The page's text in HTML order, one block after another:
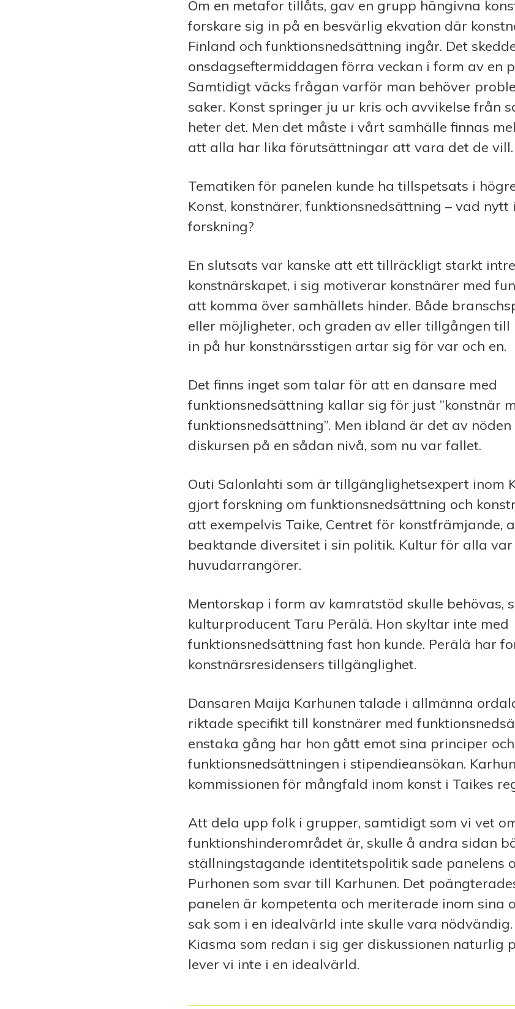
Om en metafor tillåts, gav en grupp hängivna
forskare sig in på en besvärlig ekvation där
Finland och funktionsnedsättning ingår. Det
onsdagseftermiddagen förra veckan i form av en
Samtidigt väcks frågan varför man behöver
saker. Konst springer ju ur kris och avvikelse från
heter det. Men det måste i vårt samhälle finnas
att alla har lika förutsättningar att vara det de vill.
Tematiken för panelen kunde ha tillspetsats i
Konst, konstnärer, funktionsnedsättning – vad nytt
forskning?
En slutsats var kanske att ett tillräckligt starkt
konstnärskapet, i sig motiverar konstnärer med
att komma över samhällets hinder. Både
eller möjligheter, och graden av eller tillgången
in på hur konstnärsstigen artar sig för var och en.
Det finns inget som talar för att en dansare med
funktionsnedsättning kallar sig för just ”konstnär
funktionsnedsättning”. Men ibland är det av
diskursen på en sådan nivå, som nu var fallet.
Outi Salonlahti som är tillgänglighetsexpert inom
gjort forskning om funktionsnedsättning och
att exempelvis Taike, Centret för konstfrämjande,
beaktande diversitet i sin politik. Kultur för alla var
huvudarrangörer.
Mentorskap i form av kamratstöd skulle behövas,
kulturproducent Taru Perälä. Hon skyltar inte med
funktionsnedsättning fast hon kunde. Perälä har
konstnärsresidensers tillgänglighet.
Dansaren Maija Karhunen talade i allmänna
riktade specifikt till konstnärer med
enstaka gång har hon gått emot sina principer
funktionsnedsättningen i stipendieansökan.
kommissionen för mångfald inom konst i Taikes
Att dela upp folk i grupper, samtidigt som vi vet
funktionshinderområdet är, skulle å andra sidan
ställningstagande identitetspolitik sade panelens
Purhonen som svar till Karhunen. Det
panelen är kompetenta och meriterade inom sina
sak som i en idealvärld inte skulle vara nödvändig.
Kiasma som redan i sig ger diskussionen naturlig
lever vi inte i en idealvärld.